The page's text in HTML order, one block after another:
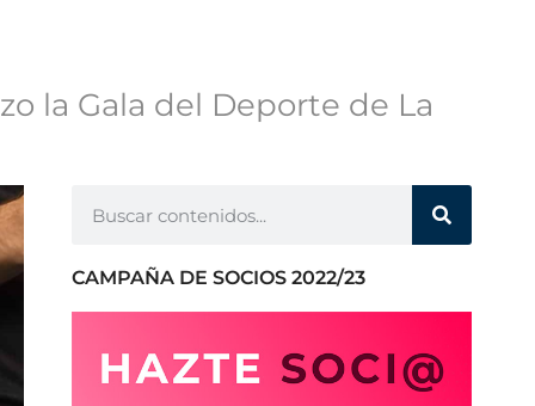
la Gala del Deporte de La
CAMPAÑA DE SOCIOS 2022/23